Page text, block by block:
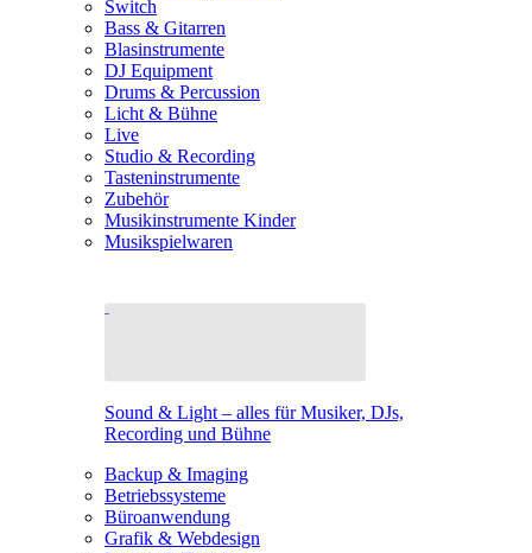
Switch
Bass & Gitarren
Blasinstrumente
DJ Equipment
Drums & Percussion
Licht & Bühne
Live
Studio & Recording
Tasteninstrumente
Zubehör
Musikinstrumente Kinder
Musikspielwaren
Sound & Light – alles für Musiker, DJs,
Recording und Bühne
Backup & Imaging
Betriebssysteme
Büroanwendung
Grafik & Webdesign